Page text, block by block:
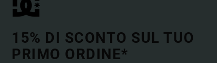
15% DI SCONTO SUL TUO
PRIMO ORDINE*